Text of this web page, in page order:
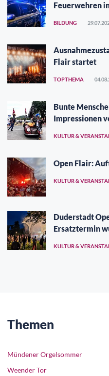
Feuerwehren
BILDUNG
Flair startet
TOPTHEMA
Bunte
Impressionen
KULTUR &
Open Flair:
KULTUR &
Duderstadt
Ersatztermin
KULTUR &
Themen
Mündener Orgelsommer
Weender Tor